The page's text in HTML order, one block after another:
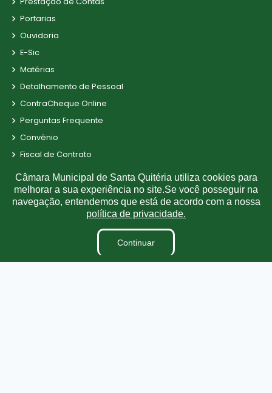
Portarias
Ouvidoria
E-Sic
Matérias
Detalhamento de Pessoal
ContraCheque Online
Perguntas Frequente
Convênio
Fiscal de Contrato
Obras Municipais
Parecer TCE
Radar da Transparência
Câmara Municipal de Santa Quitéria utiliza cookies para
melhorar a sua experiência no site.Se você posseguir na
navegação, entendemos que está de acordo com a nossa
política de privacidade.
Continuar